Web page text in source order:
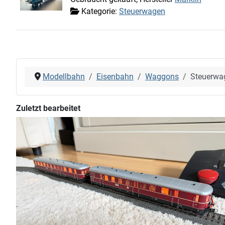
Kategorie: Steuerwagen
Modellbahn Eisenbahn Waggons
Zuletzt bearbeitet